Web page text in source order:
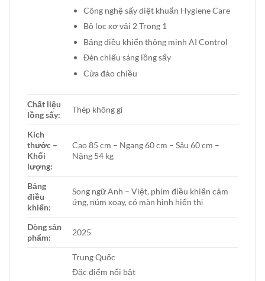
Công nghệ sấy diệt khuẩn Hygiene Care
Bộ lọc xơ vải 2 Trong 1
Bảng điều khiển thông minh AI Control
Đèn chiếu sáng lồng sấy
Cửa đảo chiều
Chất liệu
lồng sấy:
Thép không gỉ
Kích
thước –
Khối
lượng:
Cao 85 cm – Ngang 60 cm – Sâu 60 cm –
Nặng 54 kg
Bảng
điều
khiển:
Song ngữ Anh – Việt, phím điều khiển cảm
ứng, núm xoay, có màn hình hiển thị
Dòng sản
phẩm:
2025
Trung Quốc
Đặc điểm nổi bật